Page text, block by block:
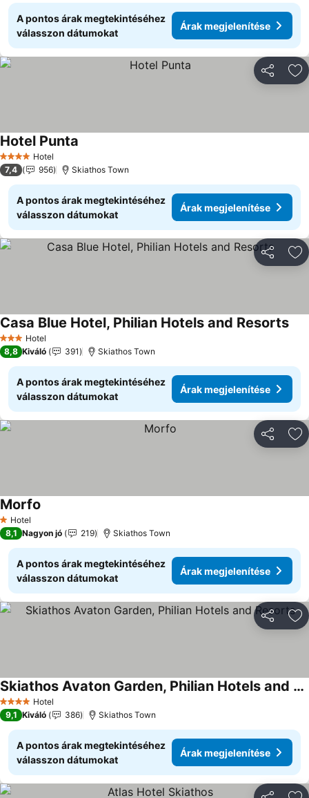
A pontos árak megtekintéséhez
válasszon dátumokat
Árak megjelenítése
4 KategóriaHotel
Hotel Punta
7,4 956 Skiathos Town
A pontos árak megtekintéséhez
válasszon dátumokat
Árak megjelenítése
3 Kategória
Hotel
Casa Blue Hotel, Philian Hotels and Resorts
8,8 Kiváló 391 Skiathos Town
A pontos árak megtekintéséhez
válasszon dátumokat
Árak megjelenítése
1 Kategória
Hotel
Morfo
8,1 Nagyon jó 219 Skiathos Town
A pontos árak megtekintéséhez
válasszon dátumokat
Árak megjelenítése
4 KategóriaHotel
Skiathos Avaton Garden, Philian Hotels and Resorts
9,1 Kiváló 386 Skiathos Town
A pontos árak megtekintéséhez
válasszon dátumokat
Árak megjelenítése